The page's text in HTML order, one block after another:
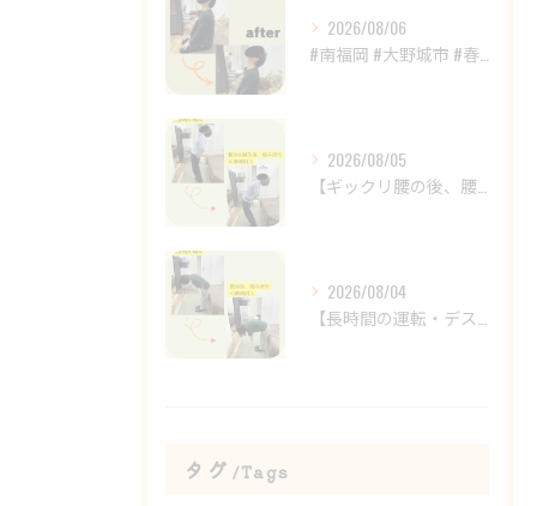
2026/08/06
2026/08/05
2026/08/04
タグ Tags